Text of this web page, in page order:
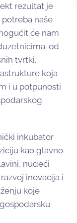
rezultat je
naše
će nam
od
tvrtki.
koja
i u potpunosti
inkubator
kao glavno
nudeći
inovacija i
koje